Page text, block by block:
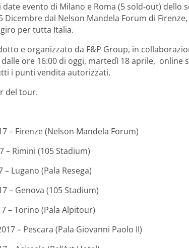
date evento di Milano e Roma (5 sold-out) dello
Dicembre dal Nelson Mandela Forum di
per tutta Italia.
e organizzato da F&P Group, in
ore 16:00 di oggi, martedì 18 aprile, online
i punti vendita autorizzati.
del tour.
– Firenze (Nelson Mandela Forum)
– Rimini (105 Stadium)
Lugano (Pala Resega)
– Genova (105 Stadium)
– Torino (Pala Alpitour)
– Pescara (Pala Giovanni Paolo II)